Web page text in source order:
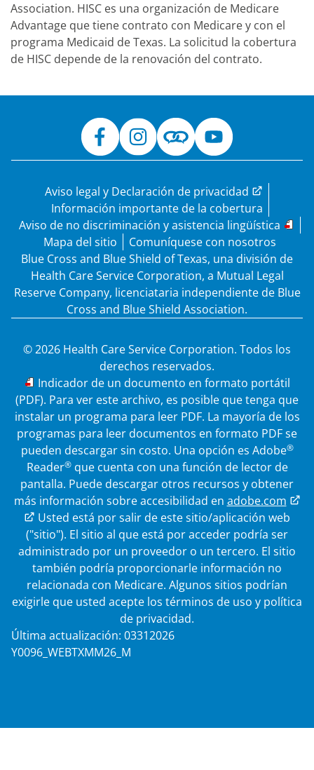
Association. HISC es una organización de Medicare
Advantage que tiene contrato con Medicare y con el
programa Medicaid de Texas. La solicitud la cobertura
de HISC depende de la renovación del contrato.
Aviso legal y Declaración de privacidad
Información importante de la cobertura
Aviso de no discriminación y asistencia lingüística
Mapa del sitio
Comuníquese con nosotros
Blue Cross and Blue Shield of Texas, una división de
Health Care Service Corporation, a Mutual Legal
Reserve Company, licenciataria independiente de Blue
Cross and Blue Shield Association.
© 2026 Health Care Service Corporation. Todos los
derechos reservados.
PDF
Indicador de un documento en formato portátil
(PDF). Para ver este archivo, es posible que tenga que
instalar un programa para leer PDF. La mayoría de los
programas para leer documentos en formato PDF se
pueden descargar sin costo. Una opción es Adobe®
Reader®que cuenta con una función de lector de
pantalla. Puede descargar otros recursos y obtener
más información sobre accesibilidad en adobe.com
Enlace externo
Usted está por salir de este sitio/aplicación web
("sitio"). El sitio al que está por acceder podría ser
administrado por un proveedor o un tercero. El sitio
también podría proporcionarle información no
relacionada con Medicare. Algunos sitios podrían
exigirle que usted acepte los términos de uso y política
de privacidad.
Última actualización: 03312026
Y0096_WEBTXMM26_M